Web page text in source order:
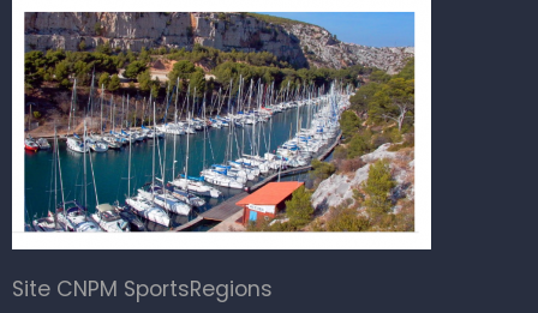
Site CNPM SportsRegions